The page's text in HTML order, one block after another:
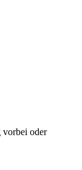
vorbei oder